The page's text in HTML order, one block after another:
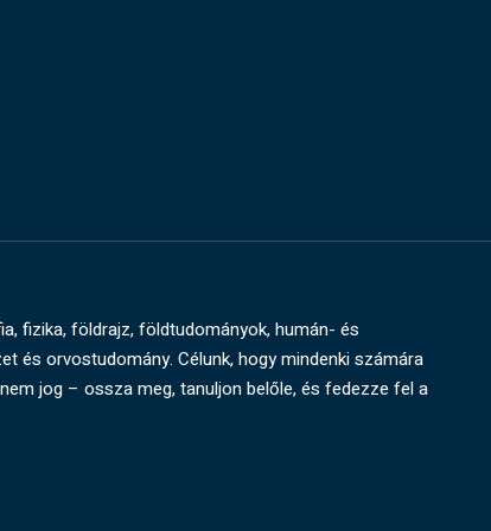
fizika, földrajz, földtudományok, humán- és
és orvostudomány. Célunk, hogy mindenki számára
jog – ossza meg, tanuljon belőle, és fedezze fel a